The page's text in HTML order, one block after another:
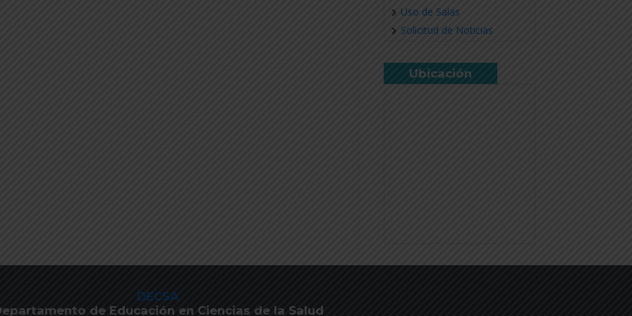
Uso de Salas
Solicitud de Noticias
Ubicación
DECSA
de Educación en Ciencias de la Salud